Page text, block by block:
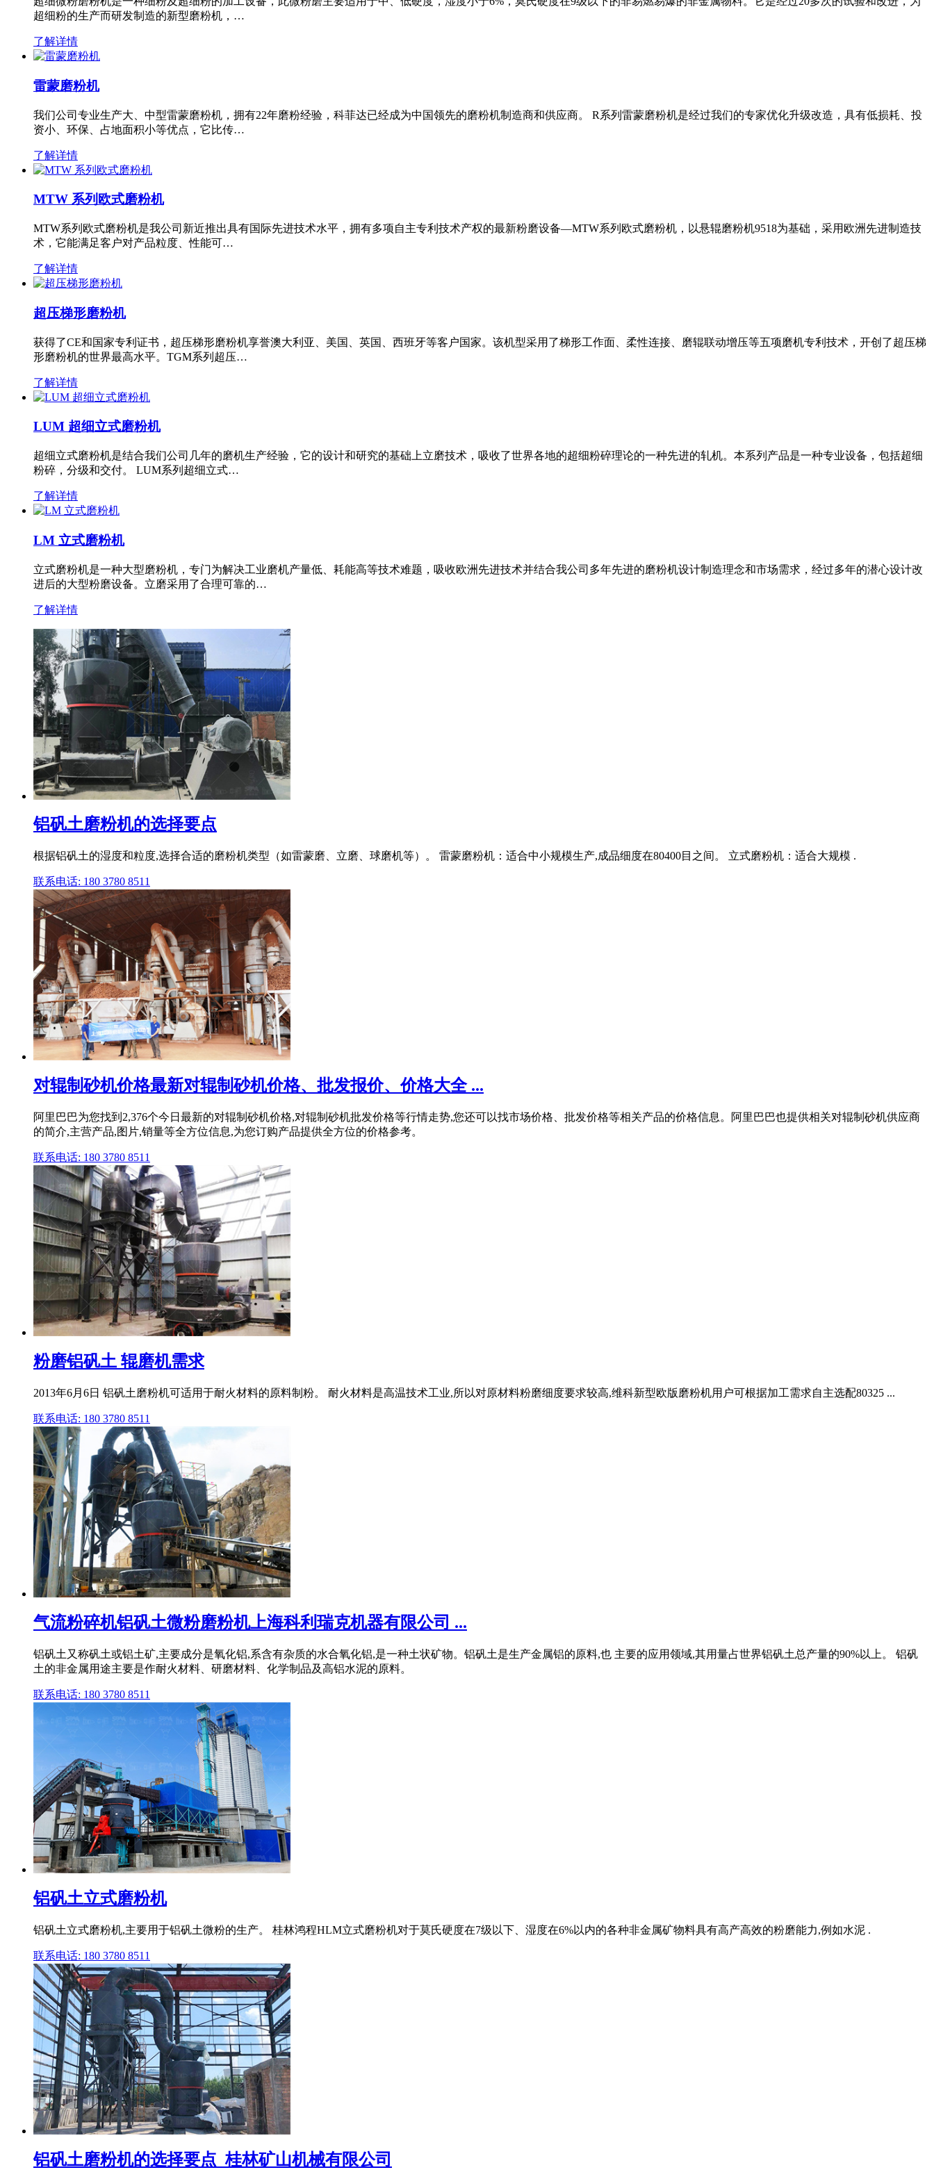
超细粉的生产而研发制造的新型磨粉机，…
了解详情
雷蒙磨粉机
我们公司专业生产大、中型雷蒙磨粉机，拥有22年磨粉经验，科菲达已经成为中国领先的磨粉机制造商和供应商。 R系列雷蒙磨粉机是经过我们的专家优化升级改造，具有低损耗、投
资小、环保、占地面积小等优点，它比传…
了解详情
MTW 系列欧式磨粉机
MTW系列欧式磨粉机是我公司新近推出具有国际先进技术水平，拥有多项自主专利技术产权的最新粉磨设备—MTW系列欧式磨粉机，以悬辊磨粉机9518为基础，采用欧洲先进制造技
术，它能满足客户对产品粒度、性能可…
了解详情
超压梯形磨粉机
获得了CE和国家专利证书，超压梯形磨粉机享誉澳大利亚、美国、英国、西班牙等客户国家。该机型采用了梯形工作面、柔性连接、磨辊联动增压等五项磨机专利技术，开创了超压梯
形磨粉机的世界最高水平。TGM系列超压…
了解详情
LUM 超细立式磨粉机
超细立式磨粉机是结合我们公司几年的磨机生产经验，它的设计和研究的基础上立磨技术，吸收了世界各地的超细粉碎理论的一种先进的轧机。本系列产品是一种专业设备，包括超细
粉碎，分级和交付。 LUM系列超细立式…
了解详情
LM 立式磨粉机
立式磨粉机是一种大型磨粉机，专门为解决工业磨机产量低、耗能高等技术难题，吸收欧洲先进技术并结合我公司多年先进的磨粉机设计制造理念和市场需求，经过多年的潜心设计改
进后的大型粉磨设备。立磨采用了合理可靠的…
了解详情
铝矾土磨粉机的选择要点
根据铝矾土的湿度和粒度,选择合适的磨粉机类型（如雷蒙磨、立磨、球磨机等）。 雷蒙磨粉机：适合中小规模生产,成品细度在80400目之间。 立式磨粉机：适合大规模 .
联系电话: 180 3780 8511
对辊制砂机价格最新对辊制砂机价格、批发报价、价格大全 ...
阿里巴巴为您找到2,376个今日最新的对辊制砂机价格,对辊制砂机批发价格等行情走势,您还可以找市场价格、批发价格等相关产品的价格信息。阿里巴巴也提供相关对辊制砂机供应商
的简介,主营产品,图片,销量等全方位信息,为您订购产品提供全方位的价格参考。
联系电话: 180 3780 8511
粉磨铝矾土 辊磨机需求
2013年6月6日 铝矾土磨粉机可适用于耐火材料的原料制粉。 耐火材料是高温技术工业,所以对原材料粉磨细度要求较高,维科新型欧版磨粉机用户可根据加工需求自主选配80325 ...
联系电话: 180 3780 8511
气流粉碎机铝矾土微粉磨粉机上海科利瑞克机器有限公司 ...
铝矾土又称矾土或铝土矿,主要成分是氧化铝,系含有杂质的水合氧化铝,是一种土状矿物。铝矾土是生产金属铝的原料,也 主要的应用领域,其用量占世界铝矾土总产量的90%以上。 铝矾
土的非金属用途主要是作耐火材料、研磨材料、化学制品及高铝水泥的原料。
联系电话: 180 3780 8511
铝矾土立式磨粉机
铝矾土立式磨粉机,主要用于铝矾土微粉的生产。 桂林鸿程HLM立式磨粉机对于莫氏硬度在7级以下、湿度在6%以内的各种非金属矿物料具有高产高效的粉磨能力,例如水泥 .
联系电话: 180 3780 8511
铝矾土磨粉机的选择要点_桂林矿山机械有限公司